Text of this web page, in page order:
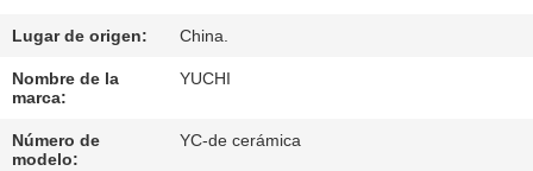
CALIDAD
CONTACTO
Lugar de origen: China.
Nombre de la
marca:
YUCHI
Número de
modelo:
YC-de cerámica